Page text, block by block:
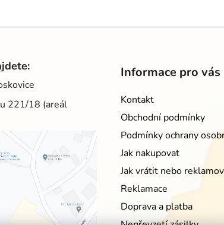
221/18 (areál
Informace pro vás
Kontakt
Obchodní podmínky
Podmínky ochrany
Jak nakupovat
Jak vrátit nebo
Reklamace
Doprava a platba